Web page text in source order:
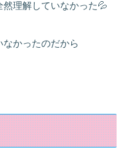
理解していなかった💦
かったのだから